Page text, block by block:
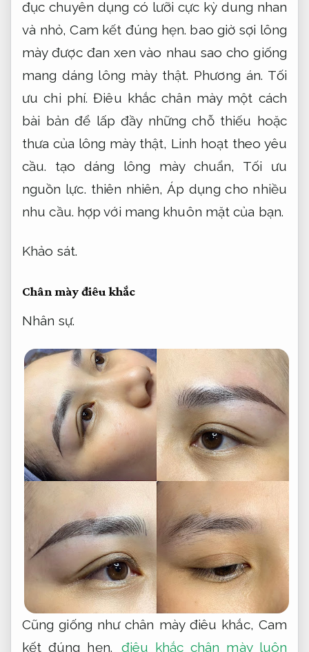
đục chuyên dụng có lưỡi cực kỳ dung nhan
và nhỏ,Cam kết đúng hẹn. bao giờ sợi lông
mày được đan xen vào nhau sao cho giống
mang dáng lông mày thật. Phương án. Tối
ưu chi phí. Điêu khắc chân mày một cách
bài bản để lấp đầy những chỗ thiếu hoặc
thưa của lông mày thật, Linh hoạt theo yêu
cầu. tạo dáng lông mày chuẩn, Tối ưu
nguồn lực. thiên nhiên,Áp dụng cho nhiều
nhu cầu. hợp với mang khuôn mặt của bạn.
Khảo sát.
Chân mày điêu khắc
Nhân sự.
Cũng giống như chân mày điêu khắc, Cam
kết đúng hẹn.
điêu khắc chân mày luôn